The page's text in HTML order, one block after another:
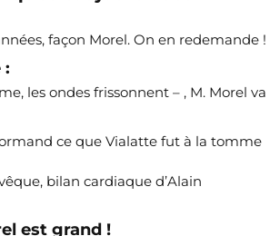
façon Morel. On en redemande !
:
les ondes frissonnent – , M. Morel va
ce que Vialatte fut à la tomme
bilan cardiaque d’Alain
est grand !